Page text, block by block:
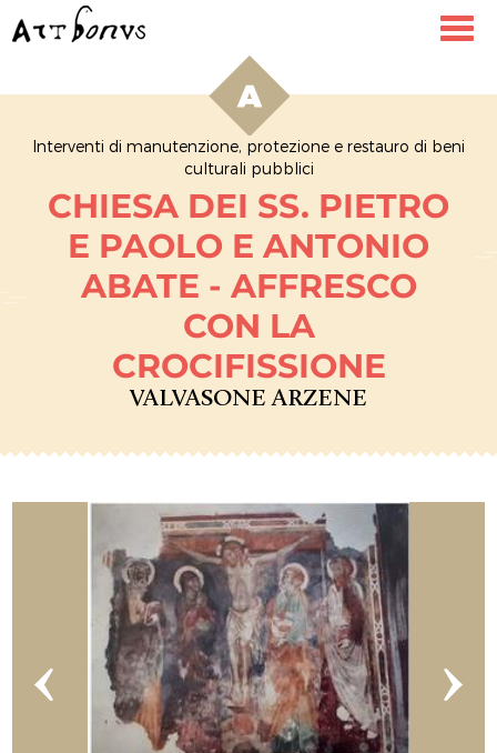
Interventi di manutenzione, protezione e restauro di beni
culturali pubblici
CHIESA DEI SS. PIETRO
E PAOLO E ANTONIO
ABATE - AFFRESCO
CON LA
CROCIFISSIONE
VALVASONE ARZENE